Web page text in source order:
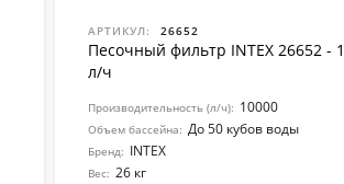
АРТИКУЛ: 26652
Песочный фильтр INTEX 26652 -
л/ч
Производительность (л/ч): 10000
Объем бассейна: До 50 кубов воды
Бренд: INTEX
Вес: 26 кг